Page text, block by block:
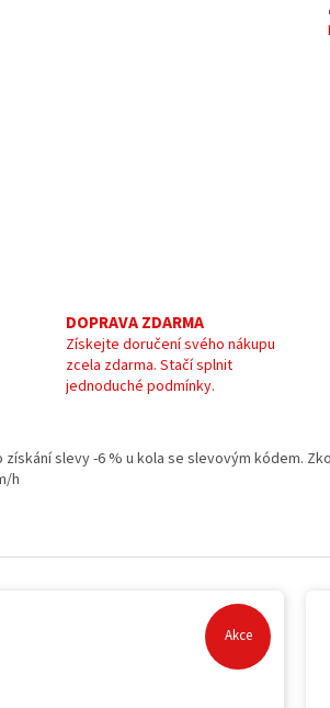
DOPRAVA ZDARMA
Získejte doručení svého nákupu
zcela zdarma. Stačí splnit
jednoduché podmínky.
slevy -6 % u kola se slevovým kódem.
h
Akce